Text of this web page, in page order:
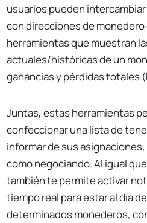
usuarios pueden
con direcciones de
herramientas que muestran
actuales/históricas de un
ganancias y pérdidas totales
Juntas, estas herramientas
confeccionar una lista de
informar de sus
como negociando. Al igual
también te permite activar
tiempo real para estar al día
determinados monederos,